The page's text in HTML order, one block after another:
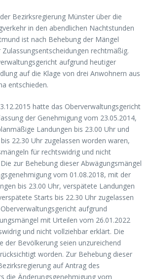
Bezirksregierung Münster über die
in den abendlichen Nachtstunden
ist nach Behebung der Mängel
rechtmäßig.
aufgrund heutiger
auf die Klage von drei Anwohnern aus
entschieden.
hatte das Oberverwaltungsgericht
der Genehmigung vom 23.05.2014,
Landungen bis 23.00 Uhr und
22.30 Uhr zugelassen worden waren,
für rechtswidrig und nicht
zur Behebung dieser Abwägungsmängel
vom 01.08.2018, mit der
bis 23.00 Uhr, verspätete Landungen
Starts bis 22.30 Uhr zugelassen
aufgrund
mit Urteilen vom 26.01.2022
und nicht vollziehbar erklärt. Die
der Bevölkerung seien unzureichend
worden. Zur Behebung dieser
auf Antrag des
die Änderungsgenehmigung vom